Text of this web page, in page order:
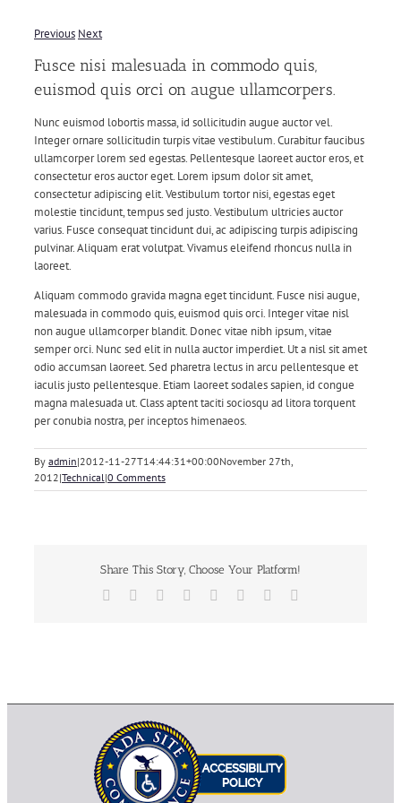
Previous Next
Fusce nisi malesuada in commodo quis,
euismod quis orci on augue ullamcorpers.
Nunc euismod lobortis massa, id sollicitudin augue auctor vel.
Integer ornare sollicitudin turpis vitae vestibulum. Curabitur faucibus
ullamcorper lorem sed egestas. Pellentesque laoreet auctor eros, et
consectetur eros auctor eget. Lorem ipsum dolor sit amet,
consectetur adipiscing elit. Vestibulum tortor nisi, egestas eget
molestie tincidunt, tempus sed justo. Vestibulum ultricies auctor
varius. Fusce consequat tincidunt dui, ac adipiscing turpis adipiscing
pulvinar. Aliquam erat volutpat. Vivamus eleifend rhoncus nulla in
laoreet.
Aliquam commodo gravida magna eget tincidunt. Fusce nisi augue,
malesuada in commodo quis, euismod quis orci. Integer vitae nisl
non augue ullamcorper blandit. Donec vitae nibh ipsum, vitae
semper orci. Nunc sed elit in nulla auctor imperdiet. Ut a nisl sit amet
odio accumsan laoreet. Sed pharetra lectus in arcu pellentesque et
iaculis justo pellentesque. Etiam laoreet sodales sapien, id congue
magna malesuada ut. Class aptent taciti sociosqu ad litora torquent
per conubia nostra, per inceptos himenaeos.
By admin|2012-11-27T14:44:31+00:00November 27th,
2012|Technical|0 Comments
Share This Story, Choose Your Platform!
Facebook
TwitterReddit LinkedIn
TumblrPinterest